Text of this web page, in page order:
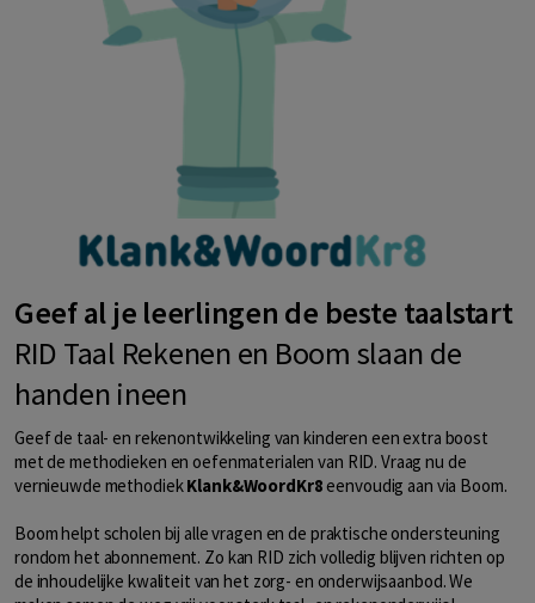
Geef al je leerlingen de beste taalstart
RID Taal Rekenen en Boom slaan de
handen ineen
Geef de taal- en rekenontwikkeling van kinderen een extra boost
met de methodieken en oefenmaterialen van RID. Vraag nu de
vernieuwde methodiekKlank&WoordKr8 eenvoudig aan via Boom.
Boom helpt scholen bij alle vragen en de praktische ondersteuning
rondom het abonnement. Zo kan RID zich volledig blijven richten op
de inhoudelijke kwaliteit van het zorg- en onderwijsaanbod. We